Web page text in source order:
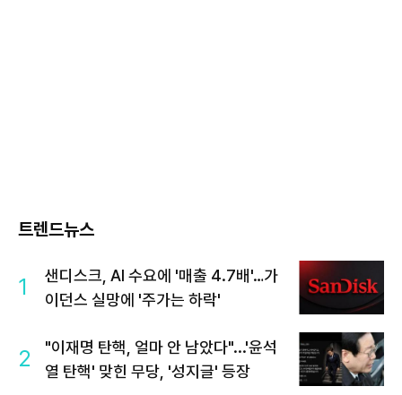
트렌드뉴스
1
샌디스크, AI 수요에 '매출 4.7배'…가
이던스 실망에 '주가는 하락'
2
"이재명 탄핵, 얼마 안 남았다"...'윤석
열 탄핵' 맞힌 무당, '성지글' 등장